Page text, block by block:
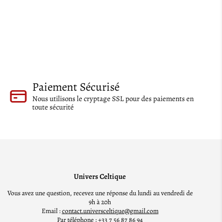
Paiement Sécurisé
Nous utilisons le cryptage SSL pour des paiements en
toute sécurité
Univers Celtique
Vous avez une question, recevez une réponse du lundi au vendredi de
9h à 20h
Email :contact.universceltique@gmail.com
Par téléphone : +33 7 56 87 86 94